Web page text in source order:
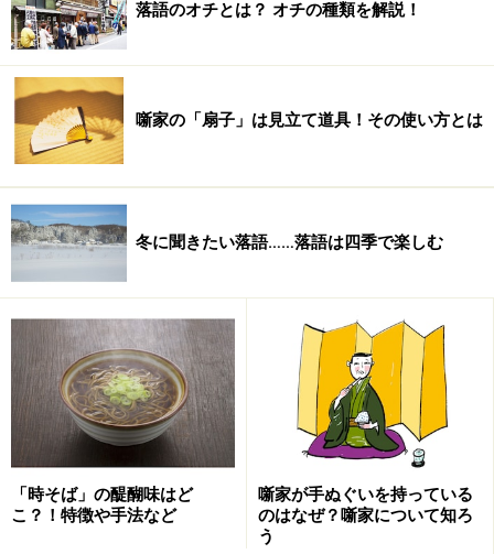
オチの種類
落語のオチにもいくつかのパタ－ンがあり、その種類ご
とに分類されます。しかし、この噺のオチは絶対にこの
オチとか、このオチはこの分類になるとか明確に分けら
あくまでも、落語を分かりやすくするための目安です。
なんせ、落語ですからね。そこら辺の分類はかなりユル
くなっています。演じる噺家自身もオチの分類を気にし
ながら、演じることもありませんので。
■逆さ落ち（さかさおち）
落語のオチとは？ オチの種類を解説！
噺家の「扇子」は見立て道具！その使い方とは
冬に聞きたい落語……落語は四季で楽しむ
「時そば」の醍醐味はど
こ？！特徴や手法など
噺家が手ぬぐいを持っている
のはなぜ？噺家について知ろ
う